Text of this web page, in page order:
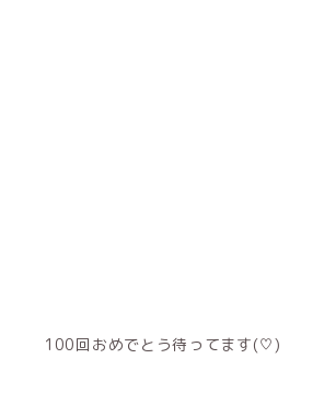
100回おめでとう待ってます(♡)